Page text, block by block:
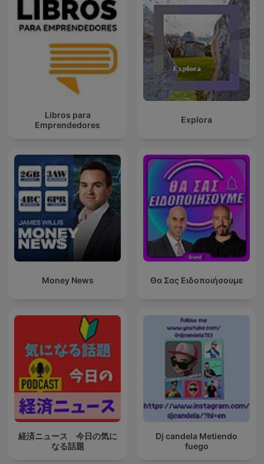
Libros para
Emprendedores
Explora
Money News Θα Σας Ειδοποιήσουμε
経済ニュース 今日の気に
なる話題
Dj candela Metiendo
fuego